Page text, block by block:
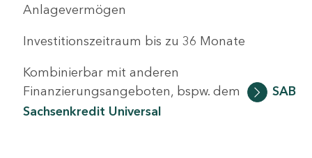
Anlagevermögen
Investitionszeitraum bis zu 36 Monate
Kombinierbar mit anderen
Finanzierungsangeboten, bspw. dem
SAB
Sachsenkredit Universal